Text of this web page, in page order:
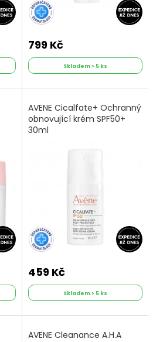
799 Kč
Skladem > 5 ks
AVENE Cicalfate+ Ochranný
obnovující krém SPF50+
30ml
459 Kč
Skladem > 5 ks
AVENE Cleanance A.H.A